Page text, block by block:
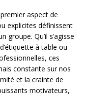
aspect de
explicites définissent
groupe. Qu’il s’agisse
à table ou
ces
constante sur nos
et la crainte de
motivateurs,